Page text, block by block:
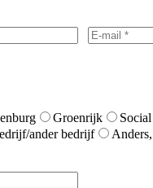
Groenrijk
ander bedrijf